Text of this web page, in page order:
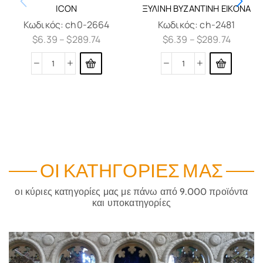
ICON
Κωδικός:ch0-2664
$6.39 –$289.74
ΞΎΛΙΝΗ ΒΥΖΑΝΤΙΝΉ ΕΙΚΌΝΑ
Κωδικός:ch-2481
$6.39 –$289.74
ΟΙ ΚΑΤΗΓΟΡΊΕΣ ΜΑΣ
οι κύριες κατηγορίες μας με πάνω από 9.000 προϊόντα
και υποκατηγορίες